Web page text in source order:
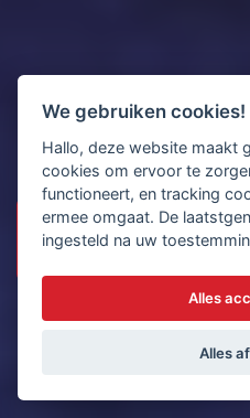
We gebruiken cookies!
Hallo, deze website maakt
cookies om ervoor te
functioneert, en tracking
ermee omgaat. De
ingesteld na uw
Alles
Alles